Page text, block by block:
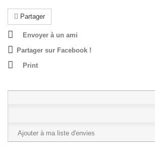
Partager
Envoyer à un ami
Partager sur Facebook !
Print
Ajouter à ma liste d'envies